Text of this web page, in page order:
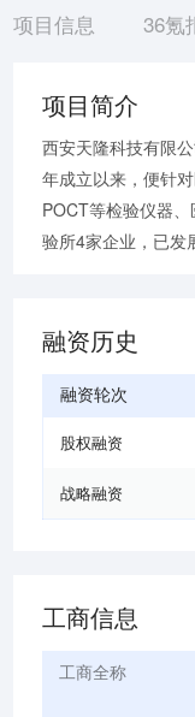
项目信息 36氪
项目简介
西安天隆科技有限
年成立以来，便针
POCT等检验仪器
验所4家企业，已发
融资历史
融资轮次
股权融资
战略融资
工商信息
工商全称